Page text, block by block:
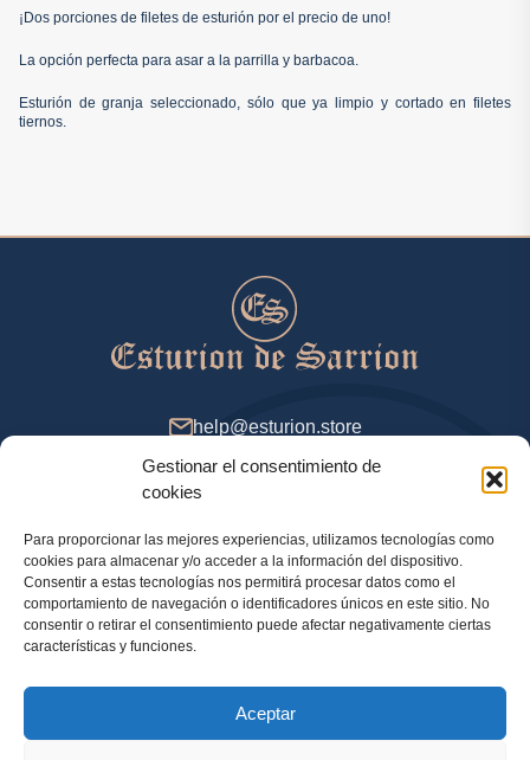
Gestionar el consentimiento de
cookies
Para proporcionar las mejores experiencias, utilizamos tecnologías como
cookies para almacenar y/o acceder a la información del dispositivo.
Consentir a estas tecnologías nos permitirá procesar datos como el
comportamiento de navegación o identificadores únicos en este sitio. No
consentir o retirar el consentimiento puede afectar negativamente ciertas
características y funciones.
Aceptar
¡Dos porciones de filetes de esturión por el precio de uno!
La opción perfecta para asar a la parrilla y barbacoa.
Esturión de granja seleccionado, sólo que ya limpio y cortado en filetes
tiernos.
help@esturion.store
De 9 a 18 (GMT+2), días de entresemana
Método de pago
Información legal